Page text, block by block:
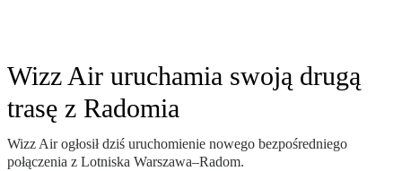
Wizz Air uruchamia swoją drugą
trasę z Radomia
Wizz Air ogłosił dziś uruchomienie nowego bezpośredniego
połączenia z Lotniska Warszawa–Radom.